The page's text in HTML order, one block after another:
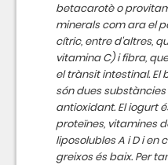
betacarotè o
minerals com ara el
cítric, entre d'altres,
vitamina C) i fibra,
el trànsit intestinal.
són dues
antioxidant. El iogurt
proteïnes, vitamines
liposolubles A i D i en
greixos és baix. Per